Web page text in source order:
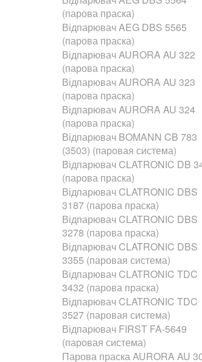
(парова праска)
Відпарювач AEG DBS 5565
(парова праска)
Відпарювач AURORA AU 322
(парова праска)
Відпарювач AURORA AU 323
(парова праска)
Відпарювач AURORA AU 324
(парова праска)
Відпарювач BOMANN CB 783
(3503) (паровая система)
Відпарювач CLATRONIC DB
(парова праска)
Відпарювач CLATRONIC DBS
3187 (парова праска)
Відпарювач CLATRONIC DBS
3278 (парова праска)
Відпарювач CLATRONIC DBS
3355 (паровая система)
Відпарювач CLATRONIC TDC
3432 (парова праска)
Відпарювач CLATRONIC TDC
3527 (паровая система)
Відпарювач FIRST FA-5649
(паровая система)
Парова праска AURORA AU